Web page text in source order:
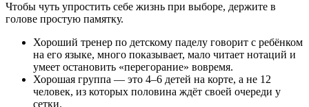
Чтобы чуть упростить себе жизнь при выборе, держите в
голове простую памятку.
Хороший тренер по детскому паделу говорит с ребёнком
на его языке, много показывает, мало читает нотаций и
умеет остановить «перегорание» вовремя.
Хорошая группа — это 4–6 детей на корте, а не 12
человек, из которых половина ждёт своей очереди у
сетки.